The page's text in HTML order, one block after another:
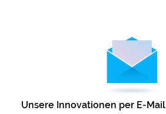
Unsere Innovationen per E-Mail